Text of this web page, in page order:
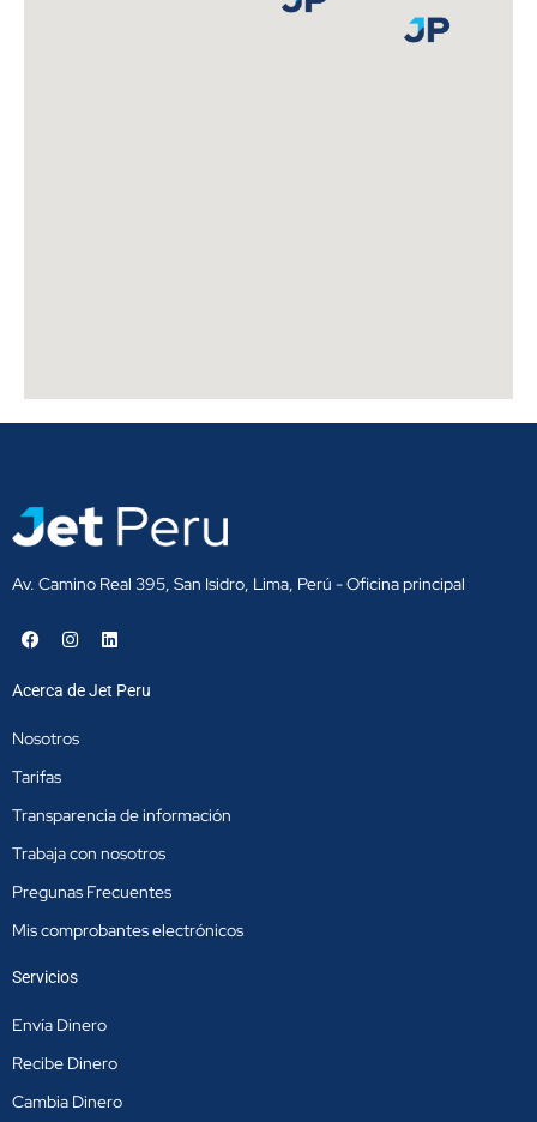
Av. Camino Real 395, San Isidro, Lima, Perú - Oficina principal
F
a
e
b
o
I
n
t
a
r
L
i
k
e
Acerca de Jet Peru
Nosotros
Tarifas
Transparencia de información
Trabaja con nosotros
Pregunas Frecuentes
Mis comprobantes electrónicos
Servicios
Envía Dinero
Recibe Dinero
Cambia Dinero